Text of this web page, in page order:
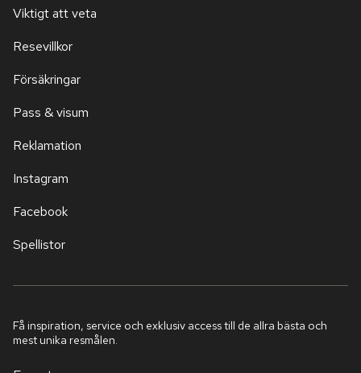
Viktigt att veta
Resevillkor
Försäkringar
Pass & visum
Reklamation
Instagram
Facebook
Spellistor
Få inspiration, service och exklusiv access till de allra bästa och
mest unika resmålen.